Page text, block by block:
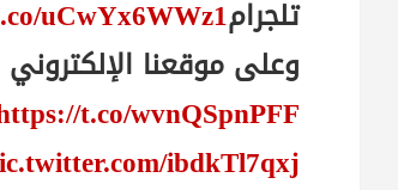
تلجرامuCwYx6WWz1
وعلى موقعنا
t.co/wvnQSpnPFF
ibdkTl7qxj